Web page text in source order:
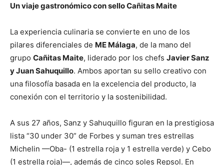
Un viaje gastronómico con sello Cañitas Maite
La experiencia culinaria se convierte en uno de los
pilares diferenciales de ME Málaga, de la mano del
grupo Cañitas Maite, liderado por los chefs Javier Sanz
y Juan Sahuquillo. Ambos aportan su sello creativo con
una filosofía basada en la excelencia del producto, la
conexión con el territorio y la sostenibilidad.
A sus 27 años, Sanz y Sahuquillo figuran en la prestigiosa
lista “30 under 30” de Forbes y suman tres estrellas
Michelin —Oba- (1 estrella roja y 1 estrella verde) y Cebo
(1 estrella roja)—, además de cinco soles Repsol. En